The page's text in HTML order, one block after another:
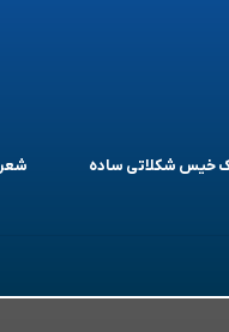
خیس شکلاتی ساده شعر